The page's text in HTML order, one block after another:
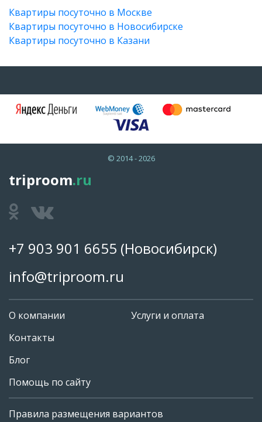
+7 903 901 6655
Квартиры посуточно в Москве
Квартиры посуточно в Новосибирске
Квартиры посуточно в Казани
© 2014 - 2026
triproom.ru
+7 903 901 6655 (Новосибирск)
info@triproom.ru
О компании
Контакты
Блог
Помощь по сайту
Услуги и оплата
Правила размещения вариантов